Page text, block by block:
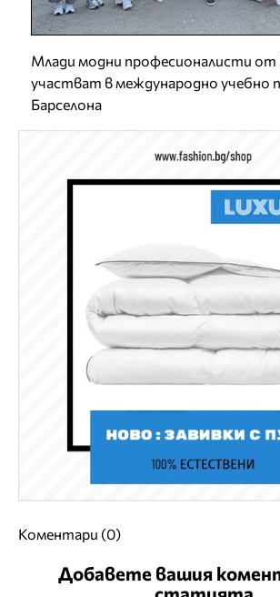
Млади модни професионалисти от
участват в международно учебно
Барселона
Коментари (0)
Добавете вашия